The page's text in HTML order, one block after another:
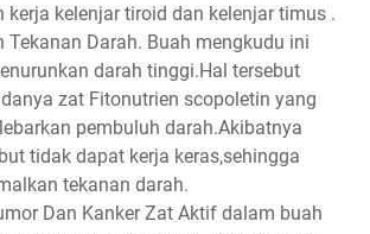
kerja kelenjar tiroid dan kelenjar timus .
Tekanan Darah. Buah mengkudu ini
darah tinggi.Hal tersebut
zat Fitonutrien scopoletin yang
pembuluh darah.Akibatnya
tidak dapat kerja keras,sehingga
tekanan darah.
Dan Kanker Zat Aktif dalam buah